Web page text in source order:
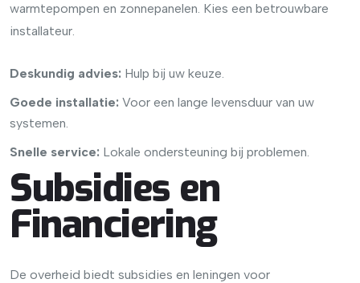
warmtepompen en zonnepanelen. Kies een betrouwbare
installateur.
Deskundig advies: Hulp bij uw keuze.
Goede installatie: Voor een lange levensduur van uw
systemen.
Snelle service: Lokale ondersteuning bij problemen.
Subsidies en
Financiering
De overheid biedt subsidies en leningen voor